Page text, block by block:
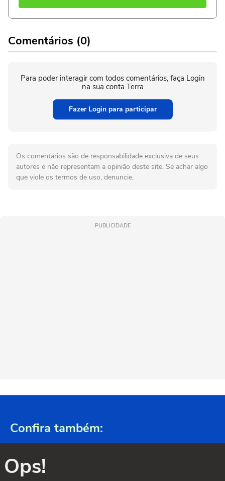
Comentários (0)
Para poder interagir com todos comentários, faça Login
na sua conta Terra
Fazer Login para participar
Os comentários são de responsabilidade exclusiva de seus
autores e não representam a opinião deste site. Se achar algo
que viole os termos de uso, denuncie.
PUBLICIDADE
Confira também:
Ops!